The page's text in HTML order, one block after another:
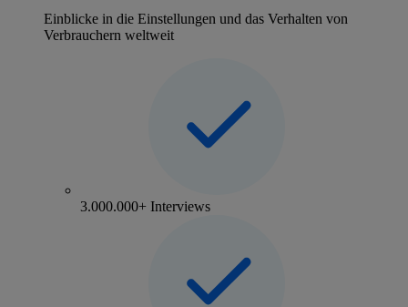
Einblicke in die Einstellungen und das Verhalten von
Verbrauchern weltweit
3.000.000+ Interviews